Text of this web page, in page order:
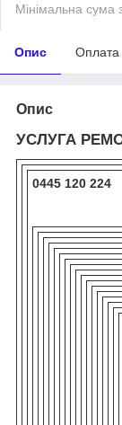
Мінімальна сума
Опис Оплата
Опис
УСЛУГА
0445 120 224